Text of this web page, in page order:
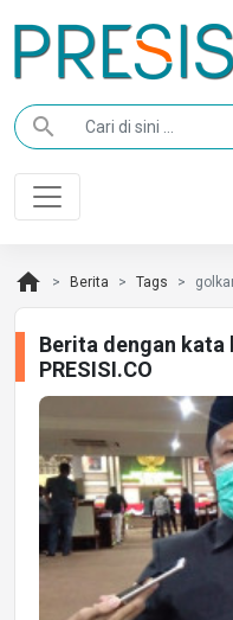
search
home Berita Tags
Berita dengan kata
PRESISI.CO